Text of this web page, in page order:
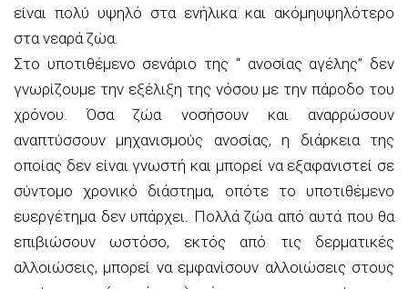
είναι πολύ υψηλό στα ενήλικα και ακόμηυψηλότερο
στα νεαρά ζώα.
Στο υποτιθέμενο σενάριο της “ ανοσίας αγέλης” δεν
γνωρίζουμε την εξέλιξη της νόσου με την πάροδο του
χρόνου. Όσα ζώα νοσήσουν και αναρρώσουν
αναπτύσσουν μηχανισμούς ανοσίας, η διάρκεια της
οποίας δεν είναι γνωστή και μπορεί να εξαφανιστεί σε
σύντομο χρονικό διάστημα, οπότε το υποτιθέμενο
ευεργέτημα δεν υπάρχει. Πολλά ζώα από αυτά που θα
επιβιώσουν ωστόσο, εκτός από τις δερματικές
αλλοιώσεις, μπορεί να εμφανίσουν αλλοιώσεις στους